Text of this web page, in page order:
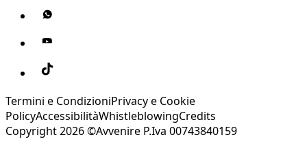
Termini e CondizioniPrivacy e Cookie
PolicyAccessibilitàWhistleblowingCredits
Copyright 2026 ©Avvenire P.Iva 00743840159